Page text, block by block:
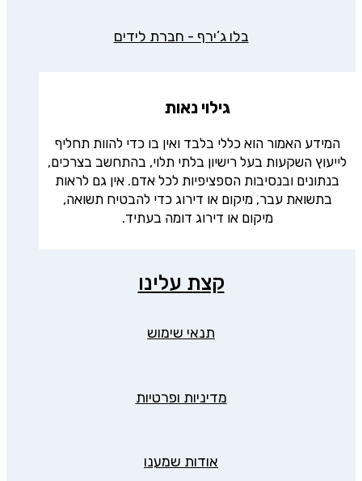
בלו ג’ירף - חברת לידים
גילוי נאות
המידע האמור הוא כללי בלבד ואין בו כדי להוות תחליף
לייעוץ השקעות בעל רישיון בלתי תלוי, בהתחשב בצרכים,
בנתונים ובנסיבות הספציפיות לכל אדם. אין גם לראות
בתשואת עבר, מיקום או דירוג כדי להבטיח תשואה,
מיקום או דירוג דומה בעתיד.
קצת עלינו
תנאי שימוש
מדיניות ופרטיות
אודות שמענו